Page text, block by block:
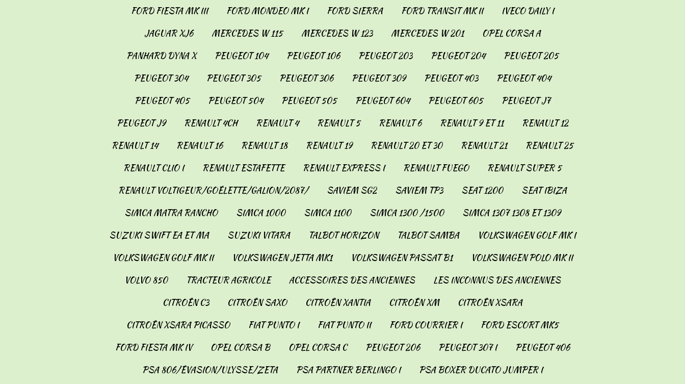
FORD FIESTA MK III
FORD MONDEO MK I FORD SIERRA FORD TRANSIT MK II
IVECO DAILY I
JAGUAR XJ6
MERCEDES W 115 MERCEDES W 123 MERCEDES W 201
OPEL CORSA A
PANHARD DYNA X
PEUGEOT 104 PEUGEOT 106 PEUGEOT 203 PEUGEOT 204
PEUGEOT 205
PEUGEOT 304
PEUGEOT 305 PEUGEOT 306 PEUGEOT 309 PEUGEOT 403
PEUGEOT 404
PEUGEOT 405
PEUGEOT 504 PEUGEOT 505 PEUGEOT 604 PEUGEOT 605
PEUGEOT J7
PEUGEOT J9
RENAULT 4CH RENAULT 4 RENAULT 5 RENAULT 6 RENAULT 9 ET 11
RENAULT 12
RENAULT 14
RENAULT 16 RENAULT 18 RENAULT 19 RENAULT 20 ET 30 RENAULT 21
RENAULT 25
RENAULT CLIO I
RENAULT ESTAFETTE RENAULT EXPRESS I RENAULT FUEGO
RENAULT SUPER 5
RENAULT VOLTIGEUR/GOÉLETTE/GALION/2087/
SAVIEM SG2 SAVIEM TP3 SEAT 1200
SEAT IBIZA
SIMCA MATRA RANCHO
SIMCA 1000 SIMCA 1100 SIMCA 1300 /1500
SIMCA 1307 1308 ET 1309
SUZUKI SWIFT EA ET MA
SUZUKI VITARA TALBOT HORIZON TALBOT SAMBA
VOLKSWAGEN GOLF MK I
VOLKSWAGEN GOLF MK II
VOLKSWAGEN JETTA MK1 VOLKSWAGEN PASSAT B1
VOLKSWAGEN POLO MK II
VOLVO 850
TRACTEUR AGRICOLE ACCESSOIRES DES ANCIENNES
LES INCONNUS DES ANCIENNES
CITROËN C3
CITROËN SAXO CITROËN XANTIA CITROËN XM
CITROËN XSARA
CITROËN XSARA PICASSO
FIAT PUNTO I FIAT PUNTO II FORD COURRIER I
FORD ESCORT MK5
FORD FIESTA MK IV
OPEL CORSA B OPEL CORSA C PEUGEOT 206 PEUGEOT 307 I
PEUGEOT 406
PSA 806/ÉVASION/ULYSSE/ZETA
PSA PARTNER BERLINGO I
PSA BOXER DUCATO JUMPER I